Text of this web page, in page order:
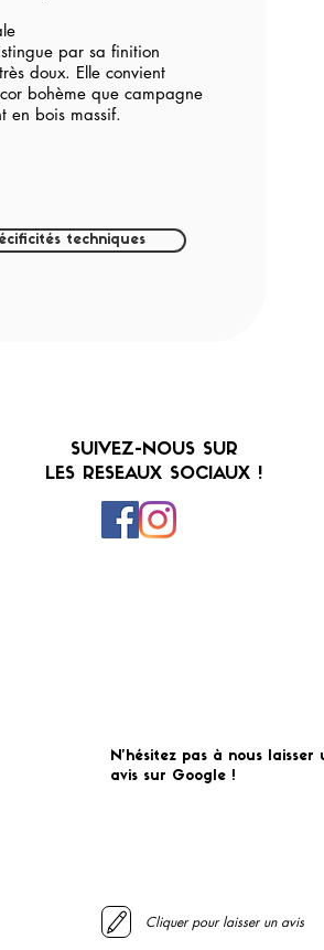
par sa finition
doux. Elle convient
bohème que campagne
en bois massif.
techniques
SUIVEZ-NOUS SUR
LES RESEAUX SOCIAUX !
N'hésitez pas à nous laisser
avis sur Google !
Cliquer pour laisser un avis